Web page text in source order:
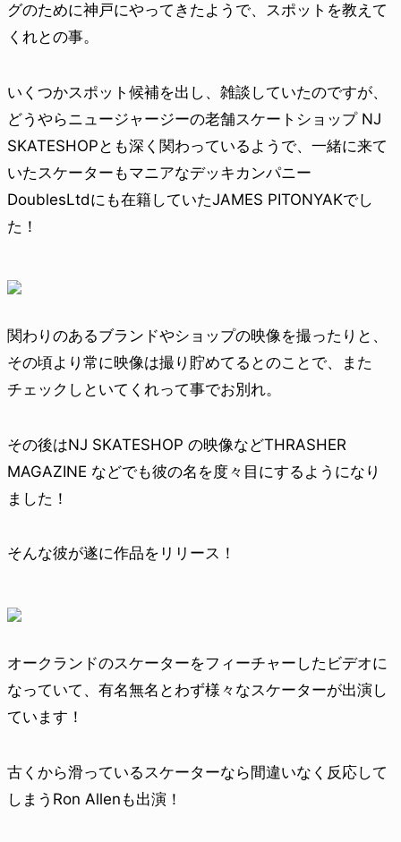
グのために神戸にやってきたようで、スポットを教えて
くれとの事。
いくつかスポット候補を出し、雑談していたのですが、
どうやらニュージャージーの老舗スケートショップ NJ
SKATESHOPとも深く関わっているようで、一緒に来て
いたスケーターもマニアなデッキカンパニー
DoublesLtdにも在籍していたJAMES PITONYAKでし
た！
関わりのあるブランドやショップの映像を撮ったりと、
その頃より常に映像は撮り貯めてるとのことで、また
チェックしといてくれって事でお別れ。
その後はNJ SKATESHOP の映像などTHRASHER
MAGAZINE などでも彼の名を度々目にするようになり
ました！
そんな彼が遂に作品をリリース！
オークランドのスケーターをフィーチャーしたビデオに
なっていて、有名無名とわず様々なスケーターが出演し
ています！
古くから滑っているスケーターなら間違いなく反応して
しまうRon Allenも出演！